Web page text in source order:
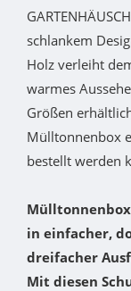
schlankem
Holz verleiht
warmes
Größen
Mülltonnenbox
bestellt werden
in einfacher,
dreifacher
Mit diesen